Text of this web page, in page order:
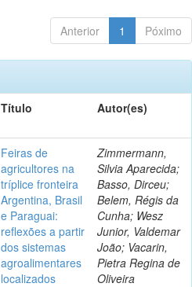
Anterior 1 Póximo
Título Autor(es)
Feiras de
agricultores na
tríplice fronteira
Argentina, Brasil
e Paraguai:
reflexões a partir
dos sistemas
agroalimentares
localizados
Zimmermann,
Silvia Aparecida;
Basso, Dirceu;
Belem, Régis da
Cunha; Wesz
Junior, Valdemar
João; Vacarin,
Pietra Regina de
Oliveira